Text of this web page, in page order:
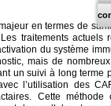
en termes de
traitements actuels
du système
mais de
un suivi à long terme
l’utilisation des
Cette